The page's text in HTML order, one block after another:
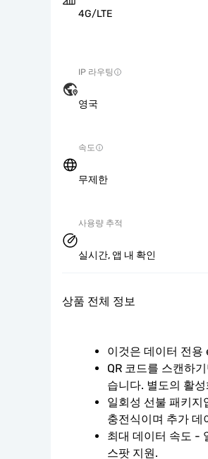
4G/LTE
IP 라우팅
영국
속도
무제한
사용량 추적
실시간, 앱 내 확인
상품 전체 정보
이것은 데이터 전용
QR 코드를 스캔하
습니다. 별도의 활
일회성 선불 패키지
충전식이며 추가 데
최대 데이터 속도 -
스팟 지원.